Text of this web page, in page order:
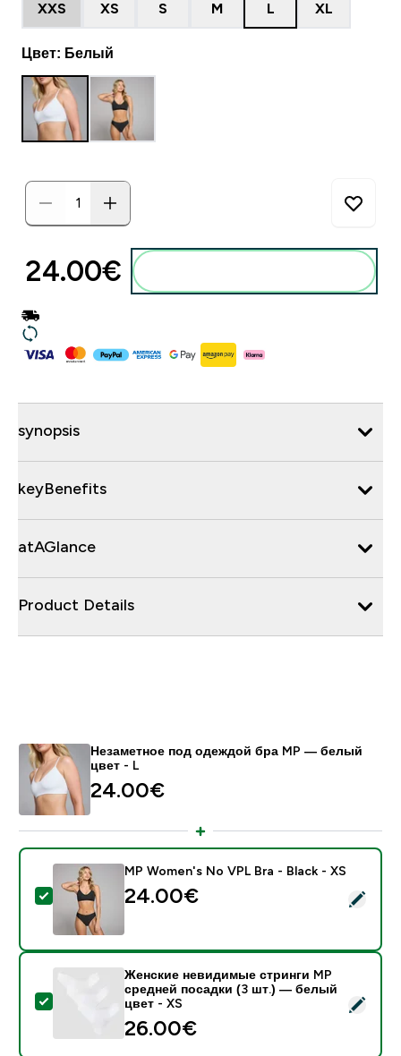
XXS XS S M L XL
Цвет: Белый
24.00€‎
synopsis
keyBenefits
atAGlance
Product Details
Незаметное под одеждой бра MP ― белый
цвет - L
24.00€‎
- MP Women's No VPL Bra - Black - XS
MP Women's No VPL Bra - Black - XS
24.00€‎
- Женские невидимые стринги MP средней
Женские невидимые стринги MP
средней посадки (3 шт.) ― белый
цвет - XS
26.00€‎